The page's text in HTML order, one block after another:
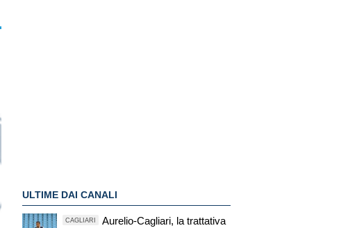
ULTIME DAI CANALI
CAGLIARI
Aurelio-Cagliari, la trattativa